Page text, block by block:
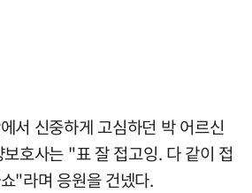
서 신중하게 고심하던 박 어르신
호사는 "표 잘 접고잉. 다 같이 접
"라며 응원을 건넸다.